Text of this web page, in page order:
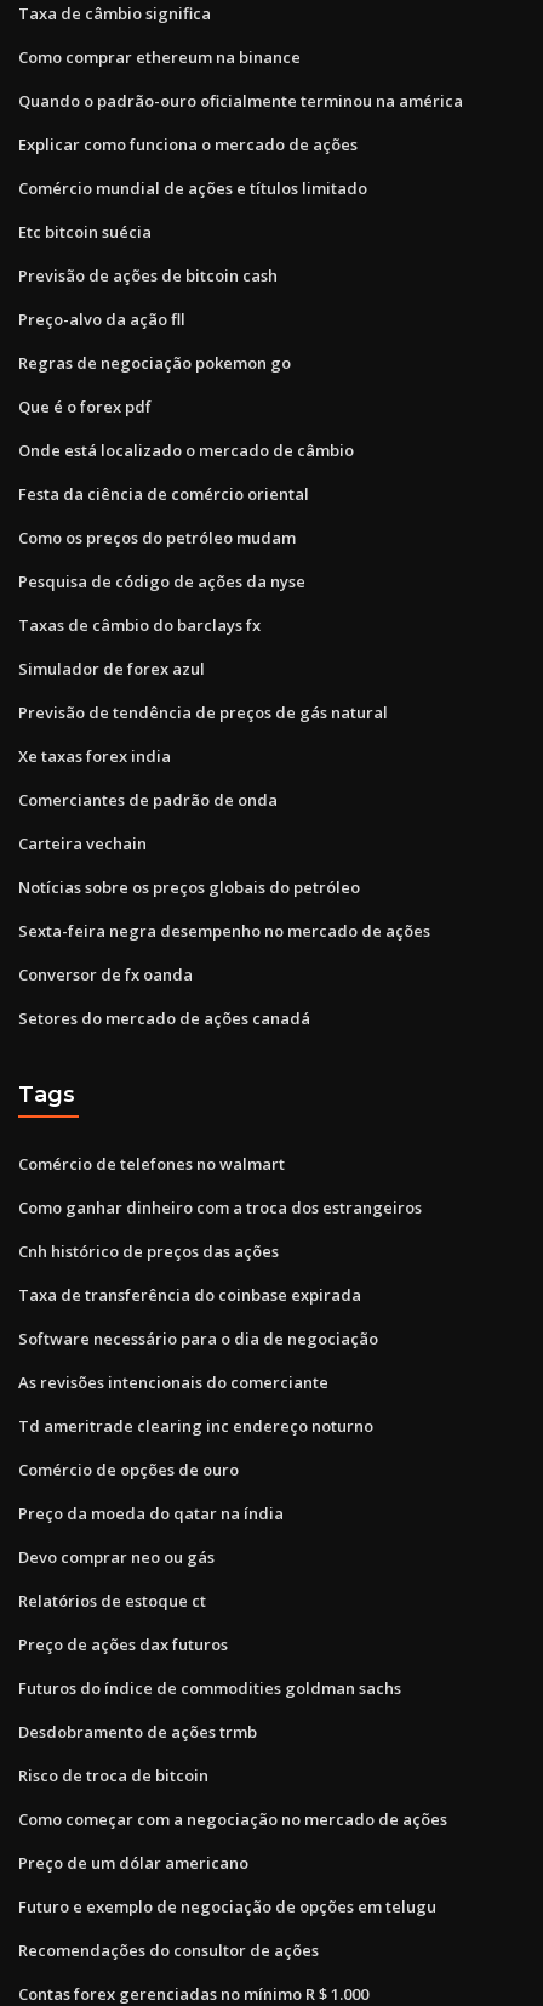
Taxa de câmbio significa
Como comprar ethereum na binance
Quando o padrão-ouro oficialmente terminou na américa
Explicar como funciona o mercado de ações
Comércio mundial de ações e títulos limitado
Etc bitcoin suécia
Previsão de ações de bitcoin cash
Preço-alvo da ação fll
Regras de negociação pokemon go
Que é o forex pdf
Onde está localizado o mercado de câmbio
Festa da ciência de comércio oriental
Como os preços do petróleo mudam
Pesquisa de código de ações da nyse
Taxas de câmbio do barclays fx
Simulador de forex azul
Previsão de tendência de preços de gás natural
Xe taxas forex india
Comerciantes de padrão de onda
Carteira vechain
Notícias sobre os preços globais do petróleo
Sexta-feira negra desempenho no mercado de ações
Conversor de fx oanda
Setores do mercado de ações canadá
Tags
Comércio de telefones no walmart
Como ganhar dinheiro com a troca dos estrangeiros
Cnh histórico de preços das ações
Taxa de transferência do coinbase expirada
Software necessário para o dia de negociação
As revisões intencionais do comerciante
Td ameritrade clearing inc endereço noturno
Comércio de opções de ouro
Preço da moeda do qatar na índia
Devo comprar neo ou gás
Relatórios de estoque ct
Preço de ações dax futuros
Futuros do índice de commodities goldman sachs
Desdobramento de ações trmb
Risco de troca de bitcoin
Como começar com a negociação no mercado de ações
Preço de um dólar americano
Futuro e exemplo de negociação de opções em telugu
Recomendações do consultor de ações
Contas forex gerenciadas no mínimo R $ 1.000